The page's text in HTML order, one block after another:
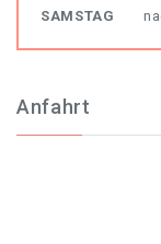
SAMSTAG
Anfahrt